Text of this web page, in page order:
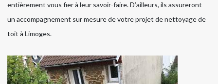
entièrement vous fier à leur savoir-faire. D’ailleurs, ils assureront
un accompagnement sur mesure de votre projet de nettoyage de
toit à Limoges.